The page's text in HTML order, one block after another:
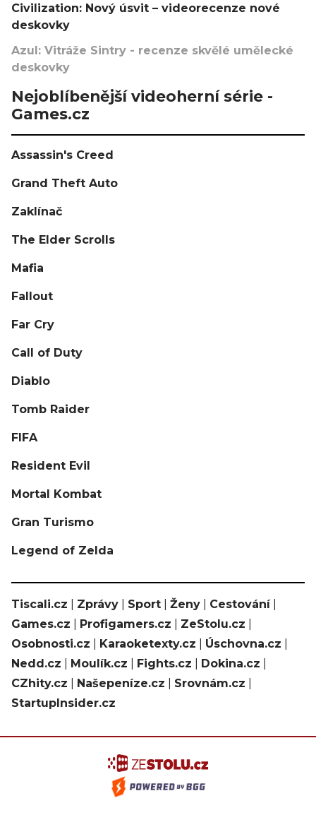
Civilization: Nový úsvit – videorecenze nové
deskovky
Azul: Vitráže Sintry - recenze skvělé umělecké
deskovky
Nejoblíbenější videoherní série -
Games.cz
Assassin's Creed
Grand Theft Auto
Zaklínač
The Elder Scrolls
Mafia
Fallout
Far Cry
Call of Duty
Diablo
Tomb Raider
FIFA
Resident Evil
Mortal Kombat
Gran Turismo
Legend of Zelda
Tiscali.cz Zprávy Sport Ženy Cestování|
Games.cz
Profigamers.cz ZeStolu.cz
Osobnosti.cz
Karaoketexty.cz Úschovna.cz
Nedd.cz
Moulík.cz Fights.cz Dokina.cz
CZhity.cz
Našepeníze.cz Srovnám.cz
StartupInsider.cz